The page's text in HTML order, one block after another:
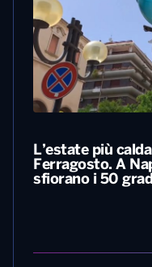
L’estate più
Ferragosto. A
sfiorano i 50